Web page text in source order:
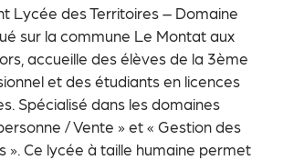
Lycée des Territoires – Domaine
sur la commune Le Montat aux
accueille des élèves de la 3ème
et des étudiants en licences
Spécialisé dans les domaines
/ Vente » et « Gestion des
». Ce lycée à taille humaine permet